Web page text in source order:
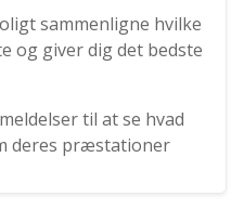
sammenligne hvilke
og giver dig det bedste
til at se hvad
deres præstationer